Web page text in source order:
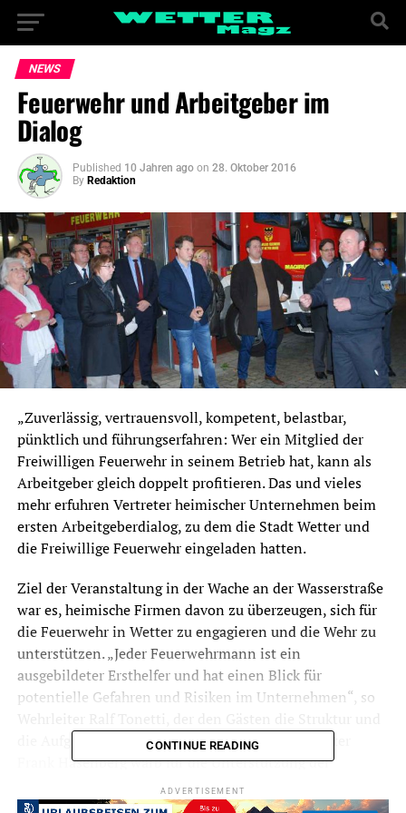
NEWS
Feuerwehr und Arbeitgeber im
Dialog
Published 10 Jahren ago on 28. Oktober 2016
By Redaktion
„Zuverlässig, vertrauensvoll, kompetent, belastbar,
pünktlich und führungserfahren: Wer ein Mitglied der
Freiwilligen Feuerwehr in seinem Betrieb hat, kann als
Arbeitgeber gleich doppelt profitieren. Das und vieles
mehr erfuhren Vertreter heimischer Unternehmen beim
ersten Arbeitgeberdialog, zu dem die Stadt Wetter und
die Freiwillige Feuerwehr eingeladen hatten.
Ziel der Veranstaltung in der Wache an der Wasserstraße
war es, heimische Firmen davon zu überzeugen, sich für
die Feuerwehr in Wetter zu engagieren und die Wehr zu
unterstützen. „Jeder Feuerwehrmann ist ein
ausgebildeter Ersthelfer und hat einen Blick für
potentielle Gefahren und Risiken im Unternehmen“, so
die Aufgaben der Wehr näherbrachte. Bürgermeister
Frank Hasenberg warb für die Unterstützung der
Feuerwehr in Wetter: „Das Ehrenamt in der Wehr ist ein
ganz besonderer Schatz. Den gilt es zu pflegen und zu
CONTINUE READING
ADVERTISEMENT